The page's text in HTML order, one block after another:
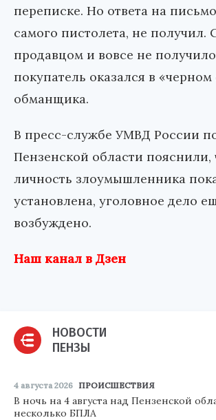
переписке. Но ответа на
самого пистолета, не получил.
продавцом и вовсе не
покупатель оказался в
обманщика.
В пресс-службе УМВД России
Пензенской области пояснили,
личность злоумышленника
установлена, уголовное дело
возбуждено.
Наш канал в Дзен
НОВОСТИ
ПЕНЗЫ
4 августа 2026 ПРОИСШЕСТВИЯ
В ночь на 4 августа над Пензенской
несколько БПЛА